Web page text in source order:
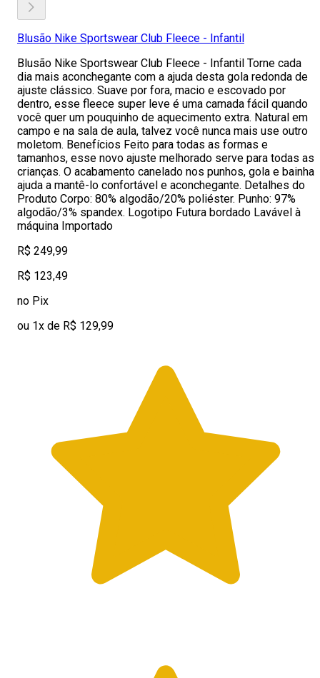
Blusão Nike Sportswear Club Fleece - Infantil
Blusão Nike Sportswear Club Fleece - Infantil Torne cada
dia mais aconchegante com a ajuda desta gola redonda de
ajuste clássico. Suave por fora, macio e escovado por
dentro, esse fleece super leve é uma camada fácil quando
você quer um pouquinho de aquecimento extra. Natural em
campo e na sala de aula, talvez você nunca mais use outro
moletom. Benefícios Feito para todas as formas e
tamanhos, esse novo ajuste melhorado serve para todas as
crianças. O acabamento canelado nos punhos, gola e bainha
ajuda a mantê-lo confortável e aconchegante. Detalhes do
Produto Corpo: 80% algodão/20% poliéster. Punho: 97%
algodão/3% spandex. Logotipo Futura bordado Lavável à
máquina Importado
R$ 249,99
R$ 123,49
no Pix
ou 1x de R$ 129,99